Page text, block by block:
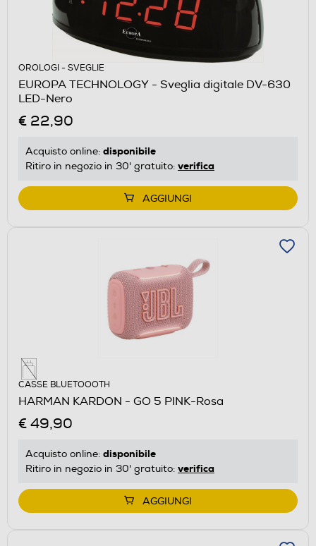
OROLOGI - SVEGLIE
EUROPA TECHNOLOGY - Sveglia digitale DV-630
LED-Nero
€ 22,90
Acquisto online: disponibile
Ritiro in negozio in 30' gratuito: verifica
AGGIUNGI
CASSE BLUETOOOTH
HARMAN KARDON - GO 5 PINK-Rosa
€ 49,90
Acquisto online: disponibile
Ritiro in negozio in 30' gratuito: verifica
AGGIUNGI